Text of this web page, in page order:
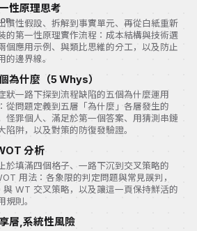
性原理思考
慣性假設、拆解到事實單元、再從白紙重新
的第一性原理實作流程：成本結構與技術選
個應用示例、與類比思維的分工，以及防止
的邊界線。
為什麼（5 Whys）
狀一路下探到流程缺陷的五個為什麼運用
從問題定義到五層「為什麼」各層發生的
怪罪個人、滿足於第一個答案、用猜測串鏈
陷阱，以及對策的防復發驗證。
分析
於填滿四個格子、一路下沉到交叉策略的
用法：各象限的判定問題與常見誤判，
與 WT 交叉策略，以及讓這一頁保持鮮活的
規則。
層,系統性風險